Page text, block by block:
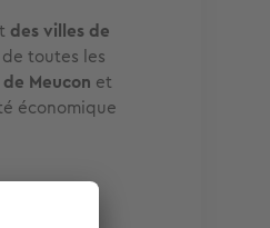
des villes de
toutes les
Meucon et
économique